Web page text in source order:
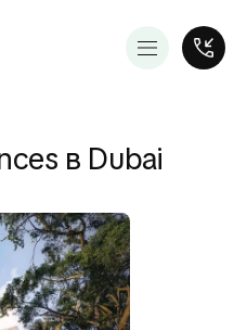
в Dubai